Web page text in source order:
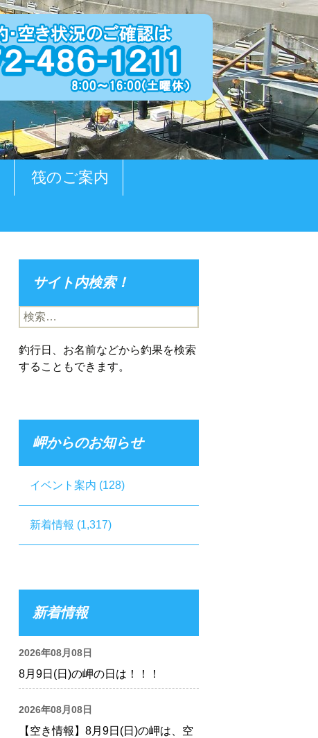
筏のご案内
サイト内検索！
検
索:
釣行日、お名前などから釣果を検索
することもできます。
岬からのお知らせ
イベント案内 (128)
新着情報 (1,317)
新着情報
2026年08月08日
8月9日(日)の岬の日は！！！
2026年08月08日
【空き情報】8月9日(日)の岬は、空